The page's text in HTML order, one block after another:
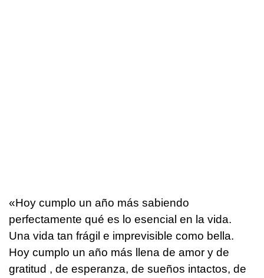
«Hoy cumplo un año más sabiendo
perfectamente qué es lo esencial en la vida.
Una vida tan frágil e imprevisible como bella.
Hoy cumplo un año más llena de amor y de
gratitud , de esperanza, de sueños intactos, de